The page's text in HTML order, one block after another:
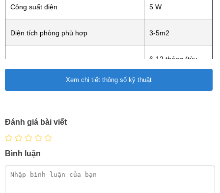
TINH TẾ - SANG TRỌNG VỚI THIẾT KẾ VỎ HỢP KIM
Công suất điện 5 W
Diện tích phòng phù hợp 3-5m2
6-12 tháng (tùy
Khối lượng sản phẩm
Xuất xứ
Xem chi tiết thông số kỹ thuật
Đánh giá bài viết
Bình luận